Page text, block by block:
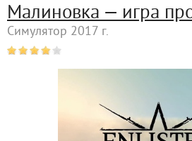
Малиновка — игра
Симулятор 2017 г.